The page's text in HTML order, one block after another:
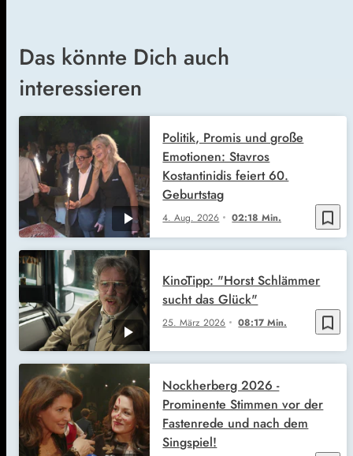
Das könnte Dich auch
interessieren
bookmark_border
4. Aug. 2026 02:18 Min.
Politik, Promis und große
Emotionen: Stavros
Kostantinidis feiert 60.
Geburtstag
bookmark_border
25. März 2026 08:17 Min.
KinoTipp: "Horst Schlämmer
sucht das Glück"
Nockherberg 2026 -
Prominente Stimmen vor der
Fastenrede und nach dem
Singspiel!